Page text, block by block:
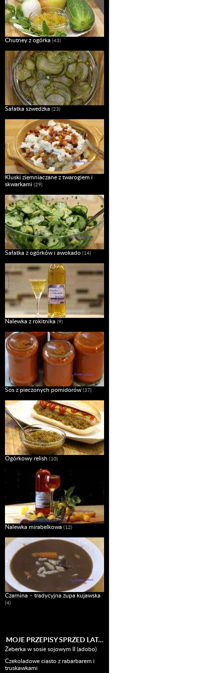
Chutney z ogórka (43)
Sałatka szwedzka (23)
Kluski ziemniaczane z twarogiem i
skwarkami (29)
Sałatka z ogórków i awokado (14)
Nalewka z rokitnika (9)
Sos z pieczonych pomidorów (37)
Ogórkowy relish (10)
Nalewka mirabelkowa (12)
Czarnina – tradycyjna zupa kujawska
(4)
MOJE PRZEPISY SPRZED LAT…
Żeberka w sosie sojowym II (adobo)
Czekoladowe ciasto z rabarbarem i
truskawkami